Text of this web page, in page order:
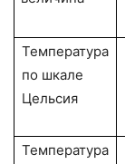
Температура
по шкале
Цельсия
Температура